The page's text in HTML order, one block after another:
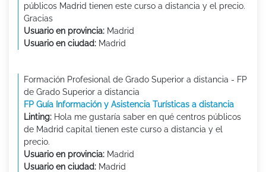
públicos Madrid tienen este curso a distancia y el precio.
Gracias
Usuario en provincia: Madrid
Usuario en ciudad: Madrid
Formación Profesional de Grado Superior a distancia - FP
de Grado Superior a distancia
FP Guía Información y Asistencia Turísticas a distancia
Linting: Hola me gustaría saber en qué centros públicos
de Madrid capital tienen este curso a distancia y el
precio.
Usuario en provincia: Madrid
Usuario en ciudad: Madrid